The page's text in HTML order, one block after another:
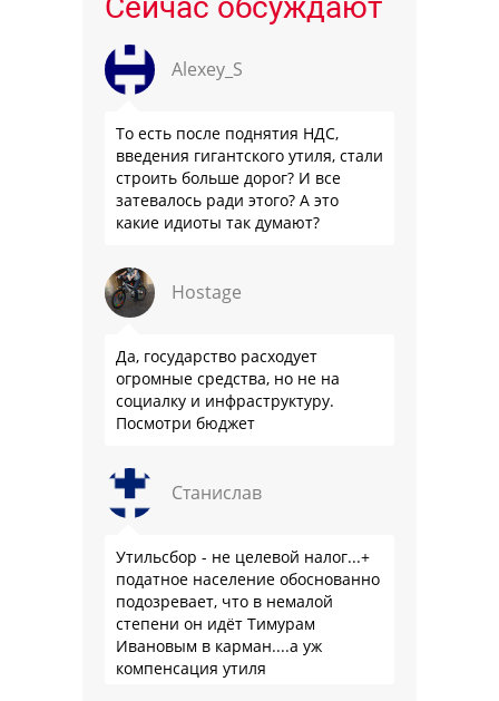
Alexey_S
То есть после поднятия НДС,
введения гигантского утиля, стали
строить больше дорог? И все
затевалось ради этого? А это
какие идиоты так думают?
Hostage
Да, государство расходует
огромные средства, но не на
социалку и инфраструктуру.
Посмотри бюджет
Станислав
Утильсбор - не целевой налог...+
податное население обоснованно
подозревает, что в немалой
степени он идёт Тимурам
Ивановым в карман....а уж
компенсация утиля